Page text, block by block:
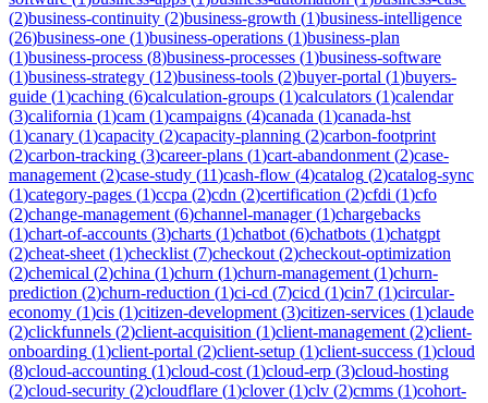
(2)business-continuity (2)business-growth (1)business-intelligence
(26)business-one (1)business-operations (1)business-plan
(1)business-process (8)business-processes (1)business-software
(1)business-strategy (12)business-tools (2)buyer-portal (1)buyers-
guide (1)caching (6)calculation-groups (1)calculators (1)calendar
(3)california (1)cam (1)campaigns (4)canada (1)canada-hst
(1)canary (1)capacity (2)capacity-planning (2)carbon-footprint
(2)carbon-tracking (3)career-plans (1)cart-abandonment (2)case-
management (2)case-study (11)cash-flow (4)catalog (2)catalog-sync
(1)category-pages (1)ccpa (2)cdn (2)certification (2)cfdi (1)cfo
(2)change-management (6)channel-manager(1)chargebacks
(1)chart-of-accounts (3)charts (1)chatbot (6)chatbots (1)chatgpt
(2)cheat-sheet (1)checklist (7)checkout (2)checkout-optimization
(2)chemical (2)china (1)churn (1)churn-management (1)churn-
prediction (2)churn-reduction (1)ci-cd (7)cicd (1)cin7 (1)circular-
economy (1)cis (1)citizen-development (3)citizen-services (1)claude
(2)clickfunnels (2)client-acquisition (1)client-management (2)client-
onboarding (1)client-portal (2)client-setup (1)client-success (1)cloud
(8)cloud-accounting (1)cloud-cost (1)cloud-erp (3)cloud-hosting
(2)cloud-security (2)cloudflare (1)clover(1)clv (2)cmms (1)cohort-